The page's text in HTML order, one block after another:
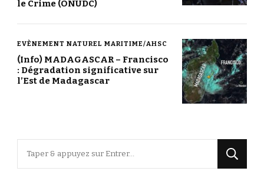
le Crime (ONUDC)
EVÈNEMENT NATUREL MARITIME/AHSC
(Info) MADAGASCAR – Francisco
: Dégradation significative sur
l’Est de Madagascar